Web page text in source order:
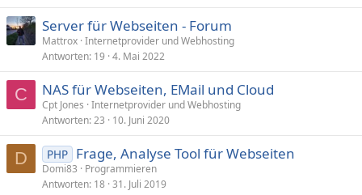
Server für Webseiten - Forum
Mattrox Internetprovider und Webhosting
Antworten 19 4. Mai 2022
C NAS für Webseiten, EMail und Cloud
Cpt Jones Internetprovider und Webhosting
Antworten 23 10. Juni 2020
D PHP Frage, Analyse Tool für Webseiten
Domi83
Programmieren
Antworten 18 31. Juli 2019